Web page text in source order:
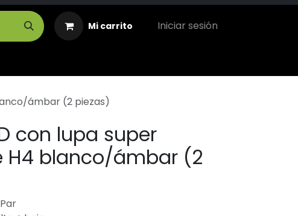
Mi carrito Iniciar sesión
ámbar (2 piezas)
con lupa super
H4 blanco/ámbar (2
Par